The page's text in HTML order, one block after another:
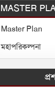
MASTER
Master Plan
মহাপরিকল্পনা